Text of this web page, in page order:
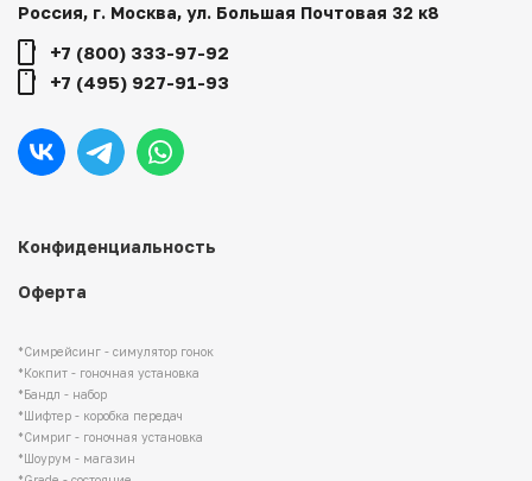
*Симрейсинг - симулятор гонок
*Кокпит - гоночная установка
*Бандл - набор
*Шифтер - коробка передач
*Симриг - гоночная установка
*Шоурум - магазин
Конфиденциальность
Оферта
Россия, г. Москва, ул. Большая Почтовая 32 к8
+7 (800) 333-97-92
+7 (495) 927-91-93